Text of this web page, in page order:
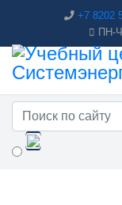
+7 8202
ПН-